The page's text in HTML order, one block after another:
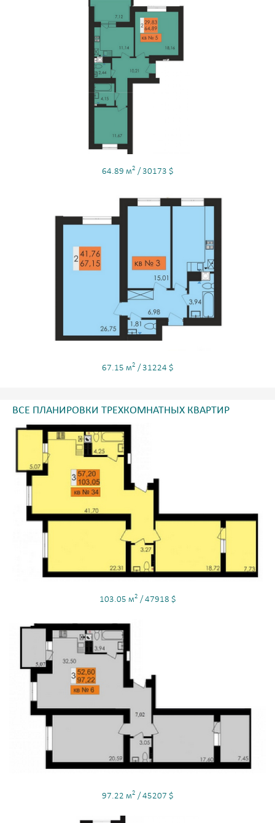
64.89 м2 / 30173 $
67.15 м2 / 31224 $
ВСЕ ПЛАНИРОВКИ ТРЕХКОМНАТНЫХ КВАРТИР
103.05 м2 / 47918 $
97.22 м2 / 45207 $